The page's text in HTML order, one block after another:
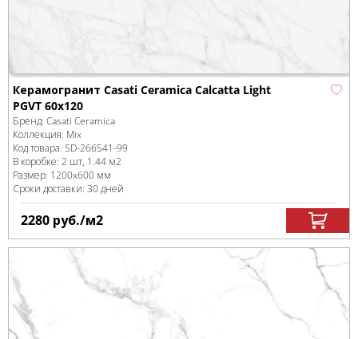
Керамогранит Casati Ceramica Calcatta Light
PGVT 60x120
Бренд: Casati Ceramica
Коллекция: Mix
Код товара: SD-266541-99
В коробке: 2 шт, 1.44 м2
Размер: 1200x600 мм
Сроки доставки: 30 дней
2280 руб./м2